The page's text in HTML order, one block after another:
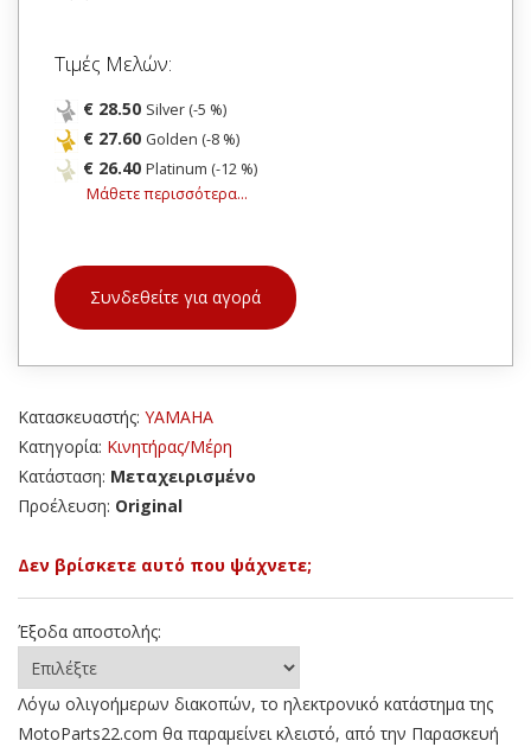
Τιμές Μελών:
€ 28.50 Silver (-5 %)
€ 27.60 Golden (-8 %)
€ 26.40 Platinum (-12 %)
Μάθετε περισσότερα...
Συνδεθείτε για αγορά
Κατασκευαστής: YAMAHA
Κατηγορία: Κινητήρας/Μέρη
Κατάσταση: Μεταχειρισμένο
Προέλευση: Original
Δεν βρίσκετε αυτό που ψάχνετε;
Έξοδα αποστολής:
Λόγω ολιγοήμερων διακοπών, το ηλεκτρονικό κατάστημα της
MotoParts22.com θα παραμείνει κλειστό, από την Παρασκευή